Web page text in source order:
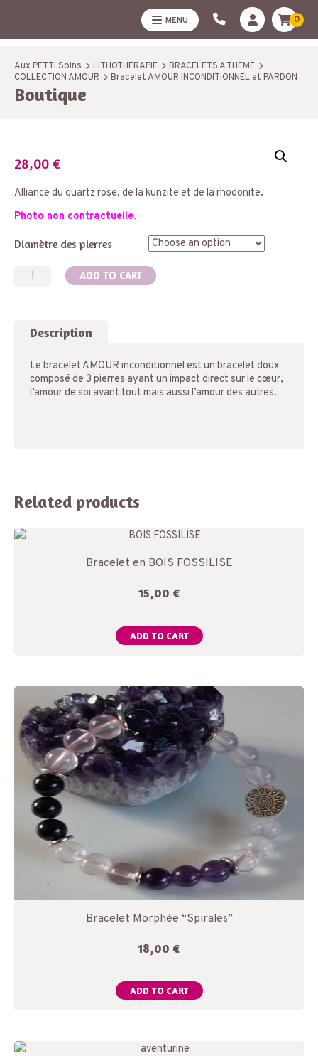
MENU 0
Aux PETTI Soins LITHOTHERAPIE
BRACELETS A THEME
COLLECTION AMOUR
Bracelet AMOUR INCONDITIONNEL et PARDON
Boutique
28,00 €
Alliance du quartz rose, de la kunzite et de la rhodonite.
Photo non contractuelle.
Diamètre des pierres
Bracelet
PARDON
quantity
ADD TO CART
Description
Le bracelet AMOUR inconditionnel est un bracelet doux
composé de 3 pierres ayant un impact direct sur le cœur,
l’amour de soi avant tout mais aussi l’amour des autres.
Related products
Bracelet en BOIS FOSSILISE
15,00 €
ADD TO CART
Bracelet Morphée “Spirales”
18,00 €
ADD TO CART